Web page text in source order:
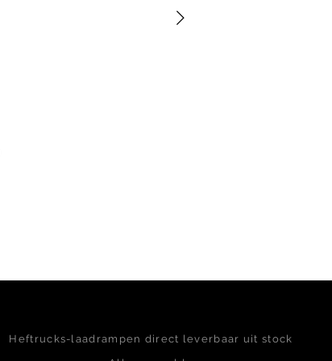
Heftrucks-laadrampen direct leverbaar uit stock